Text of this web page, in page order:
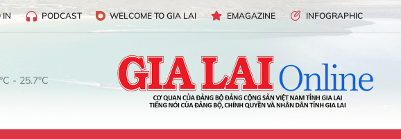
IN PODCAST WELCOME TO GIA LAI EMAGAZINE INFOGRAPHIC
- 25.7°C